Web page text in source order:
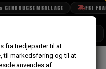
FRI
Visker & Vasker
fra tredjeparter til at
til markedsføring og til at
anvendes af